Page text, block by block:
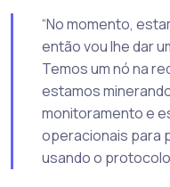
“No momento,
então vou lhe dar
Temos um nó na
estamos
monitoramento e
operacionais para
usando o protocolo